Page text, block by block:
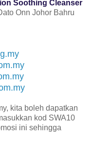
Soothing Cleanser
Onn Johor Bahru
kita boleh dapatkan
kod SWA10
ini sehingga